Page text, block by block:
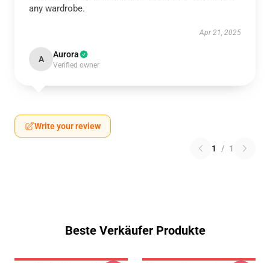
any wardrobe.
Apr 21, 2025
A Aurora
Verified owner
Write your review
1 / 1
Beste Verkäufer Produkte